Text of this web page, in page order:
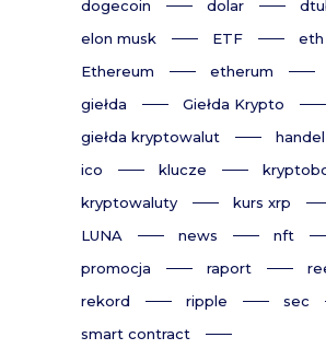
dogecoin dolar
elon musk
ETF
eth
Ethereum
etherum
giełda
Giełda Krypto
giełda kryptowalut
handel
ico
klucze
kryptowaluty
kurs xrp
LUNA
news
nft
promocja
raport
rekord
ripple
sec
smart contract